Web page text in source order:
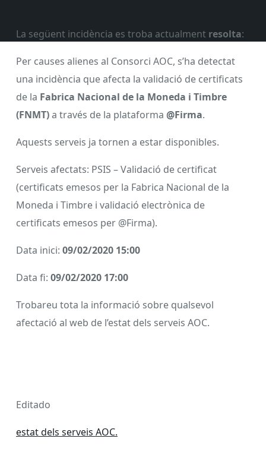
La següent incidència es troba actualment resolta:
Per causes alienes al Consorci AOC, s’ha detectat
una incidència que afecta la validació de certificats
de la Fabrica Nacional de la Moneda i Timbre
(FNMT)a través de la plataforma @Firma.
Aquests serveis ja tornen a estar disponibles.
Serveis afectats: PSIS – Validació de certificat
(certificats emesos per la Fabrica Nacional de la
Moneda i Timbre i validació electrònica de
certificats emesos per @Firma).
Data inici: 09/02/2020 15:00
Data fi: 09/02/2020 17:00
Trobareu tota la informació sobre qualsevol
afectació al web de l’estat dels serveis AOC.
Editado
estat dels serveis AOC.